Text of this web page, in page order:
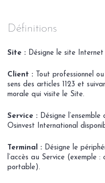
Définitions
Site : Désigne le site Internet
Client : Tout professionnel
sens des articles 1123 et
morale qui visite le Site.
Service : Désigne
Osinvest International
Terminal : Désigne le
l’accès au Service (exemple
portable).